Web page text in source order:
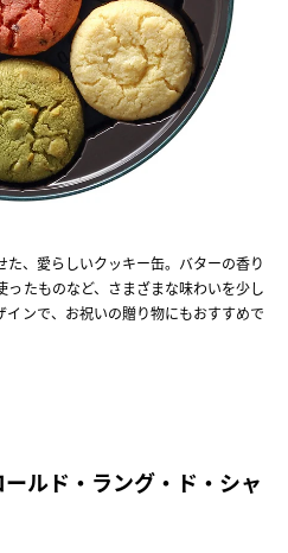
、愛らしいクッキー缶。バターの香り
たものなど、さまざまな味わいを少し
ンで、お祝いの贈り物にもおすすめで
ルド・ラング・ド・シャ